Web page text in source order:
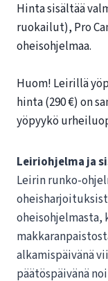
Hinta sisältää
ruokailut), Pro
oheisohjelmaa.
Huom! Leirillä
hinta (290 €) on
yöpyykö
Leiriohjelma ja
Leirin runko-
oheisohjelmasta,
alkamispäivänä
päätöspäivänä